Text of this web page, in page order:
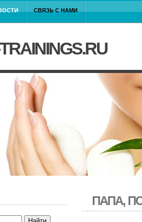
СВЯЗЬ С НАМИ
ПАПА,